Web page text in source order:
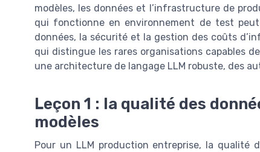
modèles, les données et l’infrastructure de
qui fonctionne en environnement de test
données, la sécurité et la gestion des coûts
qui distingue les rares organisations capables
une architecture de langage LLM robuste, des
Leçon 1 : la qualité des
modèles
Pour un LLM production entreprise, la qualité